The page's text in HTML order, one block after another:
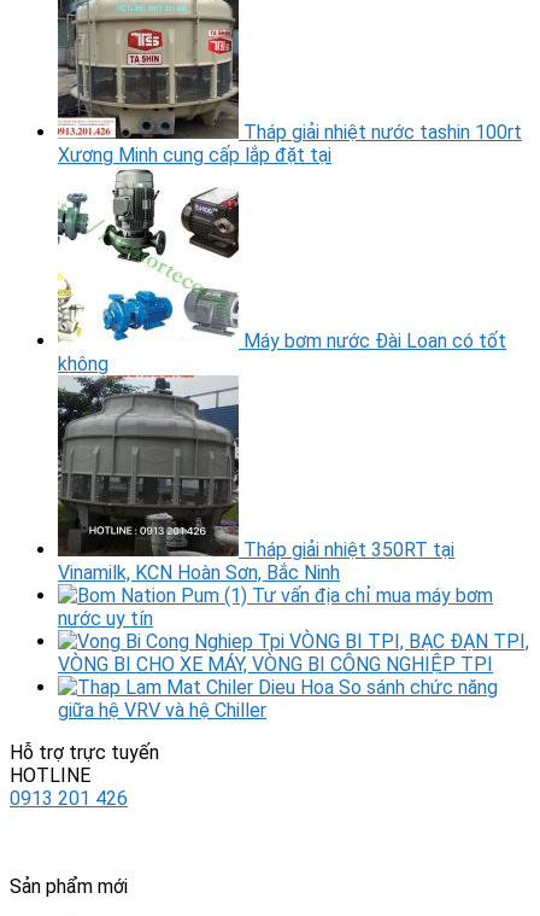
Tháp giải nhiệt nước tashin 100rt
Xương Minh cung cấp lắp đặt tại
Máy bơm nước Đài Loan có tốt
không
Tháp giải nhiệt 350RT tại
Vinamilk, KCN Hoàn Sơn, Bắc Ninh
Tư vấn địa chỉ mua máy bơm
nước uy tín
VÒNG BI TPI, BẠC ĐẠN TPI,
VÒNG BI CHO XE MÁY, VÒNG BI CÔNG NGHIỆP TPI
So sánh chức năng
giữa hệ VRV và hệ Chiller
Hỗ trợ trực tuyến
HOTLINE
0913 201 426
Sản phẩm mới